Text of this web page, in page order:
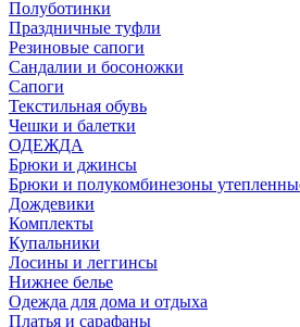
Полуботинки
Праздничные туфли
Резиновые сапоги
Сандалии и босоножки
Сапоги
Текстильная обувь
Чешки и балетки
ОДЕЖДА
Брюки и джинсы
Брюки и полукомбинезоны
Дождевики
Комплекты
Купальники
Лосины и леггинсы
Нижнее белье
Одежда для дома и отдыха
Платья и сарафаны